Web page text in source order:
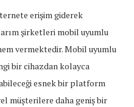
erişim giderek
şirketleri mobil uyumlu
vermektedir. Mobil uyumlu
bir cihazdan kolayca
esnek bir platform
müşterilere daha geniş bir